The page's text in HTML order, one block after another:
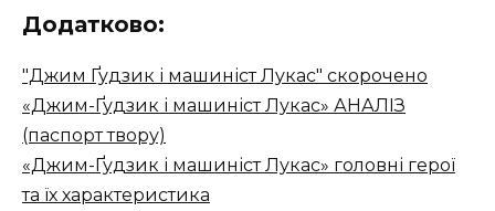
Додатково:
"Джим Ґудзик і машиніст Лукас" скорочено
«Джим-Ґудзик і машиніст Лукас» АНАЛІЗ
(паспорт твору)
«Джим-Ґудзик і машиніст Лукас» головні герої
та їх характеристика